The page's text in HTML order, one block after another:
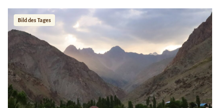
Bild des Tages